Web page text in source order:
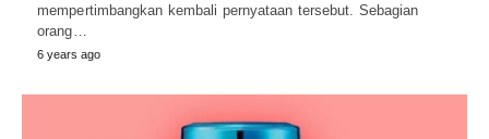
mempertimbangkan kembali pernyataan tersebut. Sebagian
orang…
6 years ago